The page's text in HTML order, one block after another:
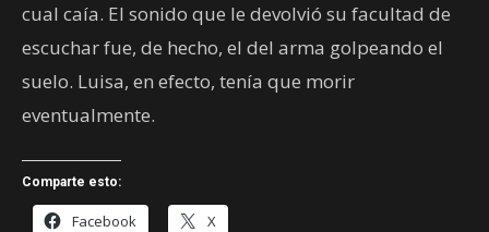
cual caía. El sonido que le devolvió su facultad de
escuchar fue, de hecho, el del arma golpeando el
suelo. Luisa, en efecto, tenía que morir
eventualmente.
Comparte esto:
Facebook X